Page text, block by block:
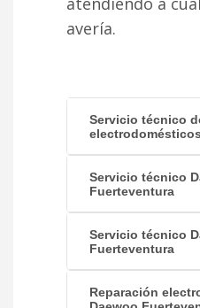
avería.
Servicio técnico
Servicio técnico
Fuerteventura
Servicio técnico
Fuerteventura
Reparación